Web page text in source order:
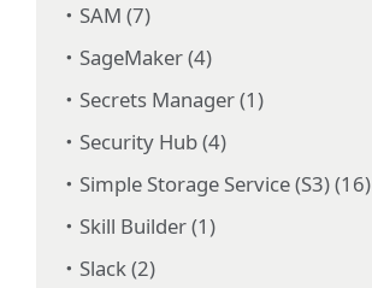
SAM (7)
SageMaker (4)
Secrets Manager (1)
Security Hub (4)
Simple Storage Service (S3) (16)
Skill Builder (1)
Slack (2)